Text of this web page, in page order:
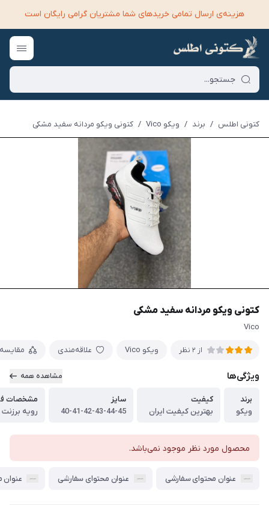
هزینه‌ی ارسال تمامی خرید‌های شما مشتریان گرامی رایگان است
کتونی اطلس / برند / ویکو Vico / کتونی ویکو مردانه سفید مشکی
کتونی ویکو مردانه سفید مشکی
Vico
از 2 نظر ویکو Vico علاقه‌مندی
ویژگی‌ها مشاهده همه
برند
ویکو
کیفیت
بهترین کیفیت ایران
سایز
40-41-42-43-44-45
مشخصات
رویه برزنت
محصول مورد نظر موجود نمی‌باشد.
عنوان محتوای سفارشی عنوان محتوای سفارشی عنوان